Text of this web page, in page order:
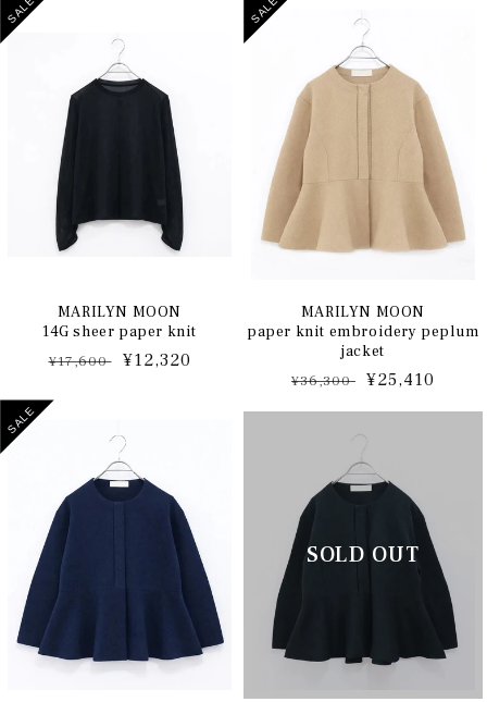
価
格
ル
価
格
SALE
MARILYN MOON
14G sheer paper knit
通
価
¥17,600
セ
価
格
¥12,320
SALE
MARILYN MOON
paper knit embroidery peplum
jacket
通
常
¥36,300
セ
ー
価
格
¥25,410
SALE